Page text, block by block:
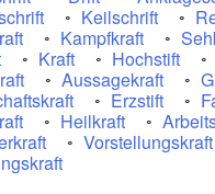
Keilschrift
Kampfkraft
Kraft Hochstift
Aussagekraft
Erzstift
Heilkraft
Vorstellungskraft